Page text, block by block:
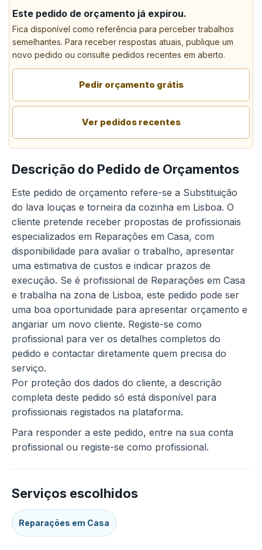
Este pedido de orçamento já expirou.
Fica disponível como referência para perceber trabalhos
semelhantes. Para receber respostas atuais, publique um
novo pedido ou consulte pedidos recentes em aberto.
Pedir orçamento grátis
Ver pedidos recentes
Descrição do Pedido de Orçamentos
Este pedido de orçamento refere-se a Substituição
do lava louças e torneira da cozinha em Lisboa. O
cliente pretende receber propostas de profissionais
especializados em Reparações em Casa, com
disponibilidade para avaliar o trabalho, apresentar
uma estimativa de custos e indicar prazos de
execução. Se é profissional de Reparações em Casa
e trabalha na zona de Lisboa, este pedido pode ser
uma boa oportunidade para apresentar orçamento e
angariar um novo cliente. Registe-se como
profissional para ver os detalhes completos do
pedido e contactar diretamente quem precisa do
serviço.
Por proteção dos dados do cliente, a descrição
completa deste pedido só está disponível para
profissionais registados na plataforma.
Para responder a este pedido, entre na sua conta
profissional ou registe-se como profissional.
Serviços escolhidos
Reparações em Casa